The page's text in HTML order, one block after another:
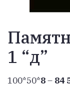
1 “д”
100*50*8– 84